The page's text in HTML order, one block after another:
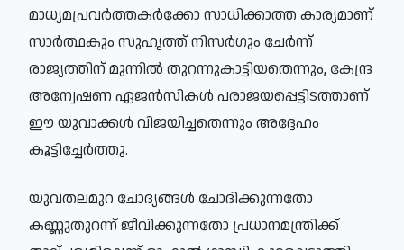
മാധ്യമപ്രവർത്തകർക്കോ സാധിക്കാത്ത കാര്യമാണ്
സാർത്ഥകും സുഹൃത്ത് നിസർഗും ചേർന്ന്
രാജ്യത്തിന് മുന്നിൽ തുറന്നുകാട്ടിയതെന്നും, കേന്ദ്ര
അന്വേഷണ ഏജൻസികൾ പരാജയപ്പെട്ടിടത്താണ്
ഈ യുവാക്കൾ വിജയിച്ചതെന്നും അദ്ദേഹം
കൂട്ടിച്ചേർത്തു.
യുവതലമുറ ചോദ്യങ്ങൾ ചോദിക്കുന്നതോ
കണ്ണുതുറന്ന് ജീവിക്കുന്നതോ പ്രധാനമന്ത്രിക്ക്